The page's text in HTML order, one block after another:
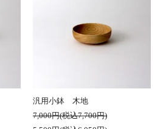
汎用小鉢 木地
7,000円(税込7,700円)